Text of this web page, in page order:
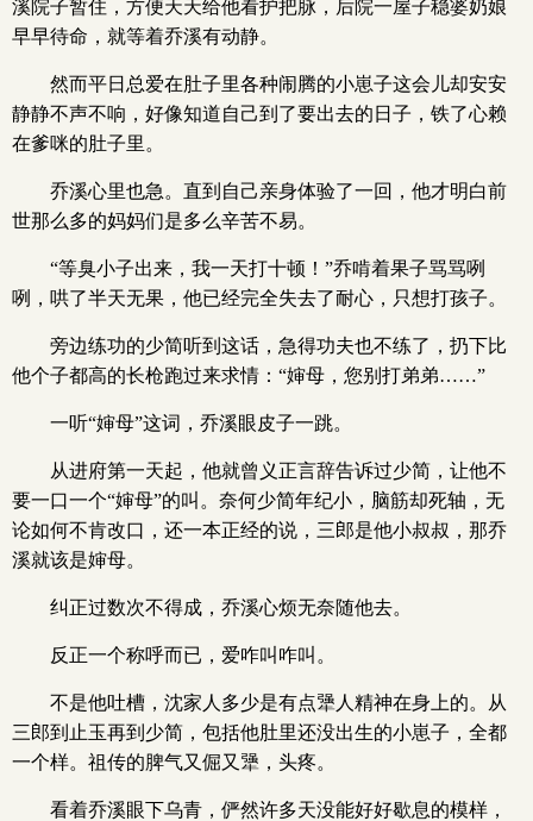
溪院子暂住，方便天天给他看护把脉，后院一屋子稳婆奶娘
早早待命，就等着乔溪有动静。
然而平日总爱在肚子里各种闹腾的小崽子这会儿却安安
静静不声不响，好像知道自己到了要出去的日子，铁了心赖
在爹咪的肚子里。
乔溪心里也急。直到自己亲身体验了一回，他才明白前
世那么多的妈妈们是多么辛苦不易。
“等臭小子出来，我一天打十顿！”乔啃着果子骂骂咧
咧，哄了半天无果，他已经完全失去了耐心，只想打孩子。
旁边练功的少简听到这话，急得功夫也不练了，扔下比
他个子都高的长枪跑过来求情：“婶母，您别打弟弟……”
一听“婶母”这词，乔溪眼皮子一跳。
从进府第一天起，他就曾义正言辞告诉过少简，让他不
要一口一个“婶母”的叫。奈何少简年纪小，脑筋却死轴，无
论如何不肯改口，还一本正经的说，三郎是他小叔叔，那乔
溪就该是婶母。
纠正过数次不得成，乔溪心烦无奈随他去。
反正一个称呼而已，爱咋叫咋叫。
不是他吐槽，沈家人多少是有点犟人精神在身上的。从
三郎到止玉再到少简，包括他肚里还没出生的小崽子，全都
一个样。祖传的脾气又倔又犟，头疼。
看着乔溪眼下乌青，俨然许多天没能好好歇息的模样，